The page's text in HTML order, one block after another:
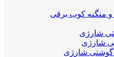
منگنه کوب برقی
شارژی
شارژی
گوشتی شارژی